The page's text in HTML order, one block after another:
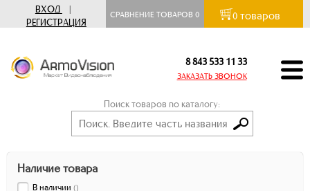
ВХОД
|
РЕГИСТРАЦИЯ
СРАВНЕНИЕ ТОВАРОВ0 0 товаров
8 843 533 11 33
ЗАКАЗАТЬ ЗВОНОК
Поиск товаров по каталогу:
Наличие товара
В наличии ()